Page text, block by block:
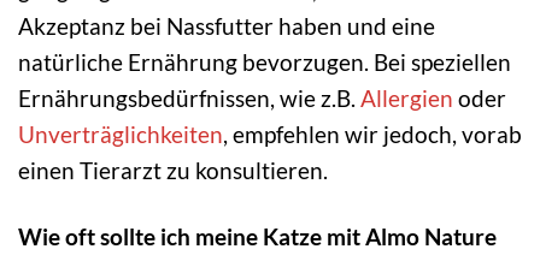
Akzeptanz bei Nassfutter haben und eine
natürliche Ernährung bevorzugen. Bei speziellen
Ernährungsbedürfnissen, wie z.B. Allergien oder
Unverträglichkeiten, empfehlen wir jedoch, vorab
einen Tierarzt zu konsultieren.
Wie oft sollte ich meine Katze mit Almo Nature